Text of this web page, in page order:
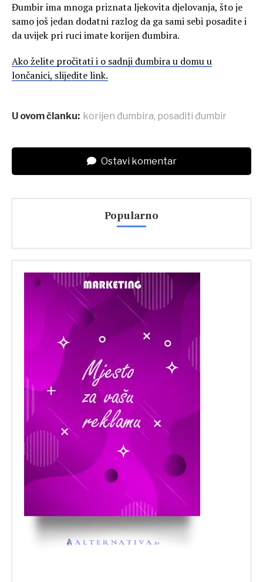
Đumbir ima mnoga priznata ljekovita djelovanja, što je
samo još jedan dodatni razlog da ga sami sebi posadite i
da uvijek pri ruci imate korijen đumbira.
Ako želite pročitati i o sadnji đumbira u domu u
lončanici, slijedite link.
U ovom članku: korijen đumbira, posaditi đumbir
Ostavi komentar
Popularno